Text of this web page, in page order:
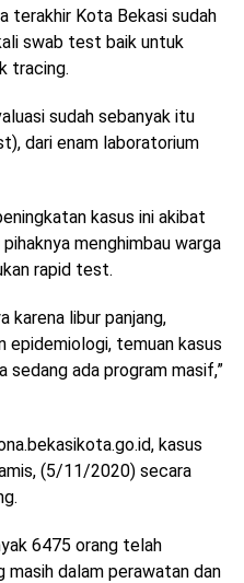
terakhir Kota Bekasi sudah
swab test baik untuk
tracing.
sudah sebanyak itu
dari enam laboratorium
kasus ini akibat
menghimbau warga
rapid test.
karena libur panjang,
epidemiologi, temuan kasus
ada program masif,”
kasus
(5/11/2020) secara
6475 orang telah
masih dalam perawatan dan